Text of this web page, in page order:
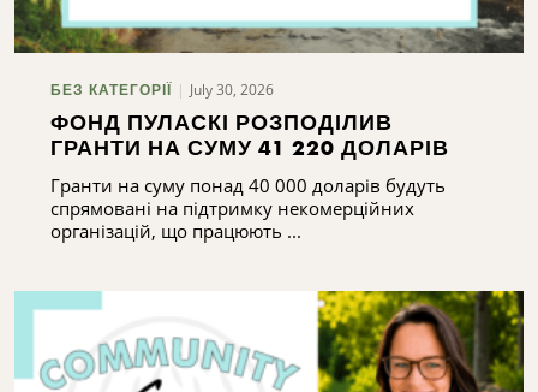
БЕЗ КАТЕГОРІЇ July 30, 2026
ФОНД ПУЛАСКІ РОЗПОДІЛИВ
ГРАНТИ НА СУМУ 41 220 ДОЛАРІВ
Гранти на суму понад 40 000 доларів будуть
спрямовані на підтримку некомерційних
організацій, що працюють ...